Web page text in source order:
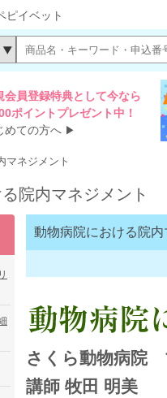
ピイベット
会員登録特典として今なら
ポイントプレゼント中！
めての方へ ▶
マネジメント
院内マネジメント
動物病院における院
さくら動物病院
講師 牧田 明美